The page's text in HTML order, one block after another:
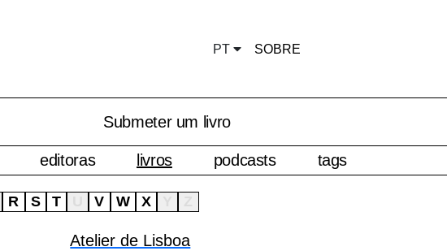
PT SOBRE
Submeter um livro
editoras livros podcasts tags
R S T V W X
Atelier de Lisboa